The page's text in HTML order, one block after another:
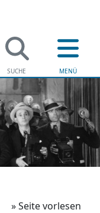
» Seite vorlesen